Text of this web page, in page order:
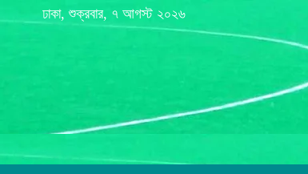
ঢাকা, শুক্রবার, ৭ আগস্ট ২০২৬